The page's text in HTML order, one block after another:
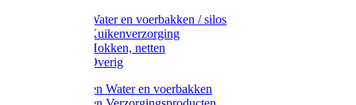
Pluimvee Water en voerbakken / silos
Pluimvee Kuikenverzorging
Pluimvee Hokken, netten
Pluimvee Overig
Knaagdieren Water en voerbakken